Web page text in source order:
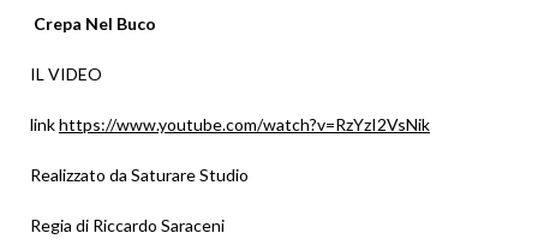
Crepa Nel Buco
IL VIDEO
linkhttps://www.youtube.com/watch?v=RzYzI2VsNik
Realizzato da Saturare Studio
Regia di Riccardo Saraceni